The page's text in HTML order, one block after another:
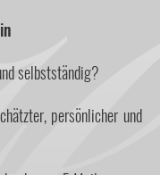
selbstständig?
persönlicher und